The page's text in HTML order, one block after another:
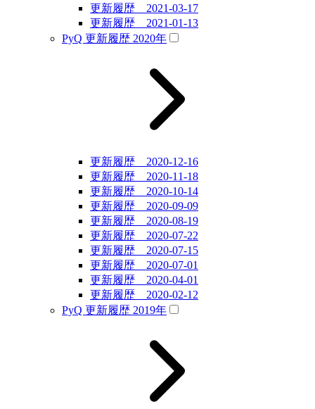
更新履歴 2021-03-17
更新履歴 2021-01-13
PyQ 更新履歴 2020年
更新履歴 2020-12-16
更新履歴 2020-11-18
更新履歴 2020-10-14
更新履歴 2020-09-09
更新履歴 2020-08-19
更新履歴 2020-07-22
更新履歴 2020-07-15
更新履歴 2020-07-01
更新履歴 2020-04-01
更新履歴 2020-02-12
PyQ 更新履歴 2019年